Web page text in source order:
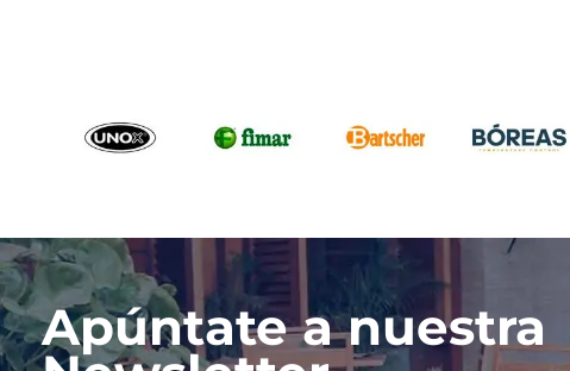
Apúntate a nuestra